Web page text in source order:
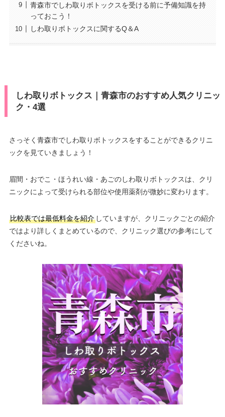
青森市でしわ取りボトックスを受ける前に予備知識を持
っておこう！
しわ取りボトックスに関するQ＆A
しわ取りボトックス｜青森市のおすすめ人気クリニッ
ク・4選
さっそく青森市でしわ取りボトックスをすることができるクリニ
ックを見ていきましょう！
眉間・おでこ・ほうれい線・あごのしわ取りボトックスは、クリ
ニックによって受けられる部位や使用薬剤が微妙に変わります。
比較表では最低料金を紹介していますが、クリニックごとの紹介
ではより詳しくまとめているので、クリニック選びの参考にして
くださいね。